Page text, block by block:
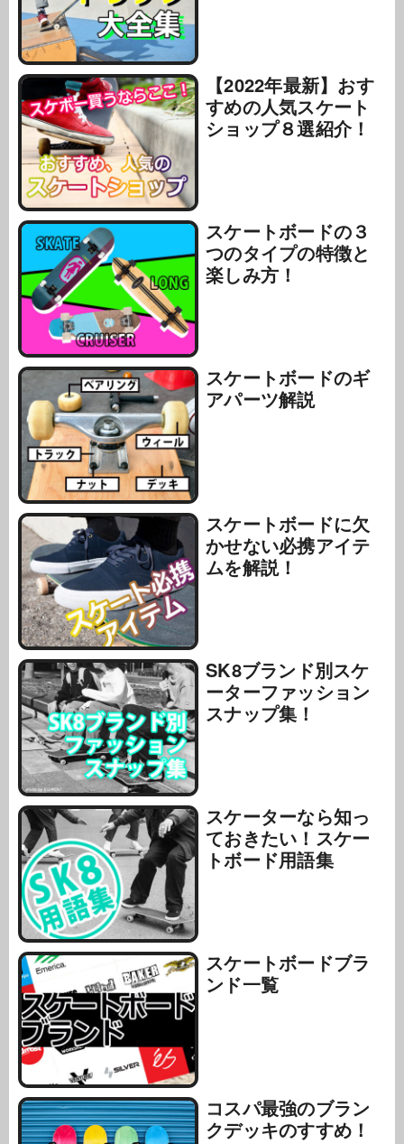
【2022年最新】おす
すめの人気スケート
ショップ８選紹介！
スケートボードの３
つのタイプの特徴と
楽しみ方！
スケートボードのギ
アパーツ解説
スケートボードに欠
かせない必携アイテ
ムを解説！
SK8ブランド別スケ
ーターファッション
スナップ集！
スケーターなら知っ
ておきたい！スケー
トボード用語集
スケートボードブラ
ンド一覧
コスパ最強のブラン
クデッキのすすめ！